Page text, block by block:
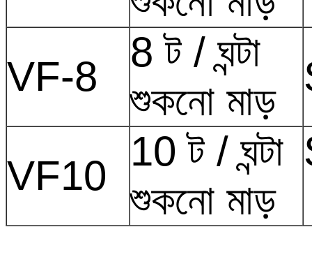
VF-8
8 ট / ঘন্টা
শুকনো মাড়
VF10
10 ট / ঘন্টা
শুকনো মাড়